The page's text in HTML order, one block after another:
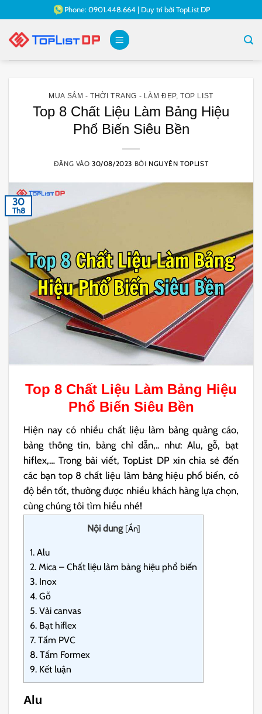
qua
nội
Phone: 0901.448.664| Duy trì bởi TopList DP
MUA SẮM - THỜI TRANG - LÀM ĐẸP,TOP LIST
Top 8 Chất Liệu Làm Bảng Hiệu
Phổ Biến Siêu Bền
ĐĂNG VÀO30/08/2023 BỞI NGUYÊN TOPLIST
30
Th8
Top 8 Chất Liệu Làm Bảng Hiệu
Phổ Biến Siêu Bền
Hiện nay có nhiều chất liệu làm bảng quảng cáo,
bảng thông tin, bảng chỉ dẫn,.. như: Alu, gỗ, bạt
hiflex,… Trong bài viết, TopList DP xin chia sẻ đến
các bạn top 8 chất liệu làm bảng hiệu phổ biến, có
độ bền tốt, thường được nhiều khách hàng lựa chọn,
cùng chúng tôi tìm hiểu nhé!
Nội dung [Ẩn]
1. Alu
2. Mica – Chất liệu làm bảng hiệu phổ biến
3. Inox
4. Gỗ
5. Vải canvas
6. Bạt hiflex
7. Tấm PVC
8. Tấm Formex
9. Kết luận
Alu